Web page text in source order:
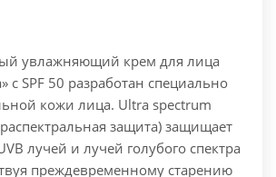
увлажняющий крем для лица
c SPF 50 разработан специально
кожи лица. Ultra spectrum
защита) защищает
лучей и лучей голубого спектра
преждевременному старению